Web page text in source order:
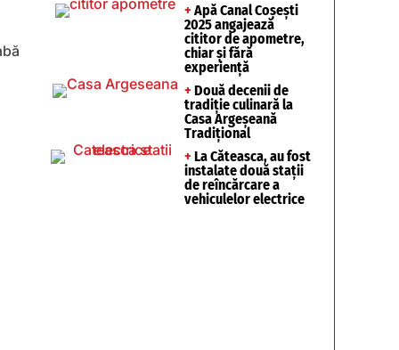
+ Apă Canal Coșești
2025 angajează
cititor de apometre,
chiar și fără
experiență
+ Două decenii de
tradiție culinară la
Casa Argeșeană
Tradițional
+ La Căteasca, au fost
instalate două stații
de reîncărcare a
vehiculelor electrice